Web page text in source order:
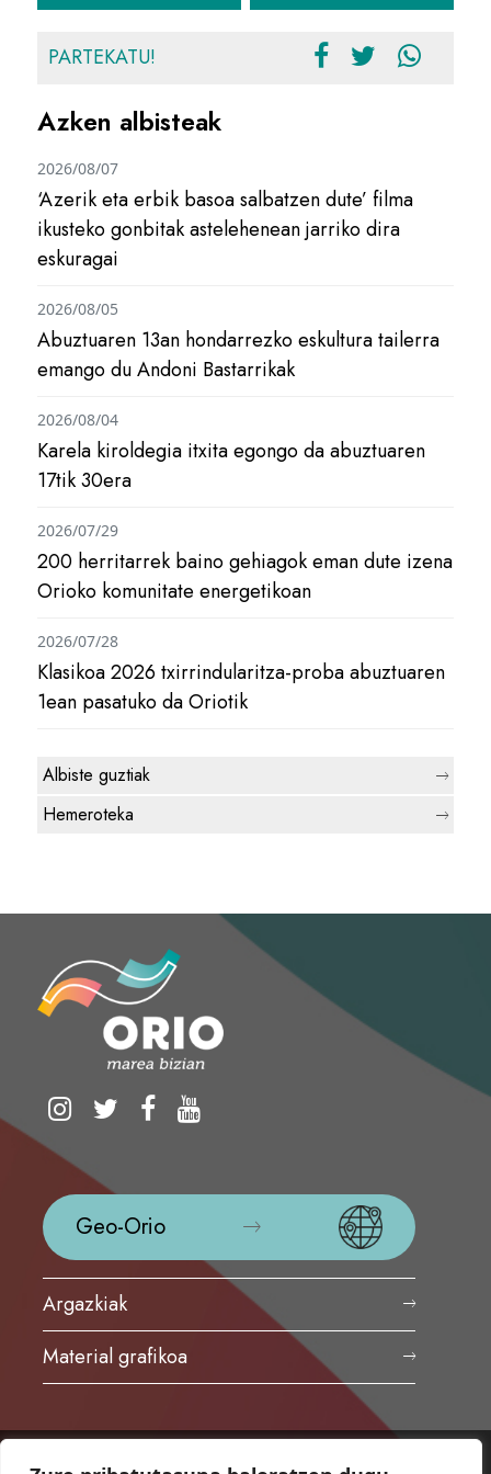
PARTEKATU!
Azken albisteak
‘Azerik eta erbik basoa salbatzen dute’ filma
ikusteko gonbitak astelehenean jarriko dira
eskuragai
2026/08/07
Abuztuaren 13an hondarrezko eskultura tailerra
emango du Andoni Bastarrikak
2026/08/05
Karela kiroldegia itxita egongo da abuztuaren
17tik 30era
2026/08/04
200 herritarrek baino gehiagok eman dute izena
Orioko komunitate energetikoan
2026/07/29
Klasikoa 2026 txirrindularitza-proba abuztuaren
1ean pasatuko da Oriotik
2026/07/28
Albiste guztiak
Hemeroteka
Geo-Orio
Argazkiak
Material grafikoa